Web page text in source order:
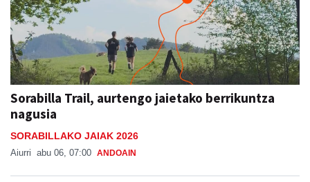
Sorabilla Trail, aurtengo jaietako berrikuntza
nagusia
SORABILLAKO JAIAK 2026
Aiurri abu 06, 07:00 ANDOAIN